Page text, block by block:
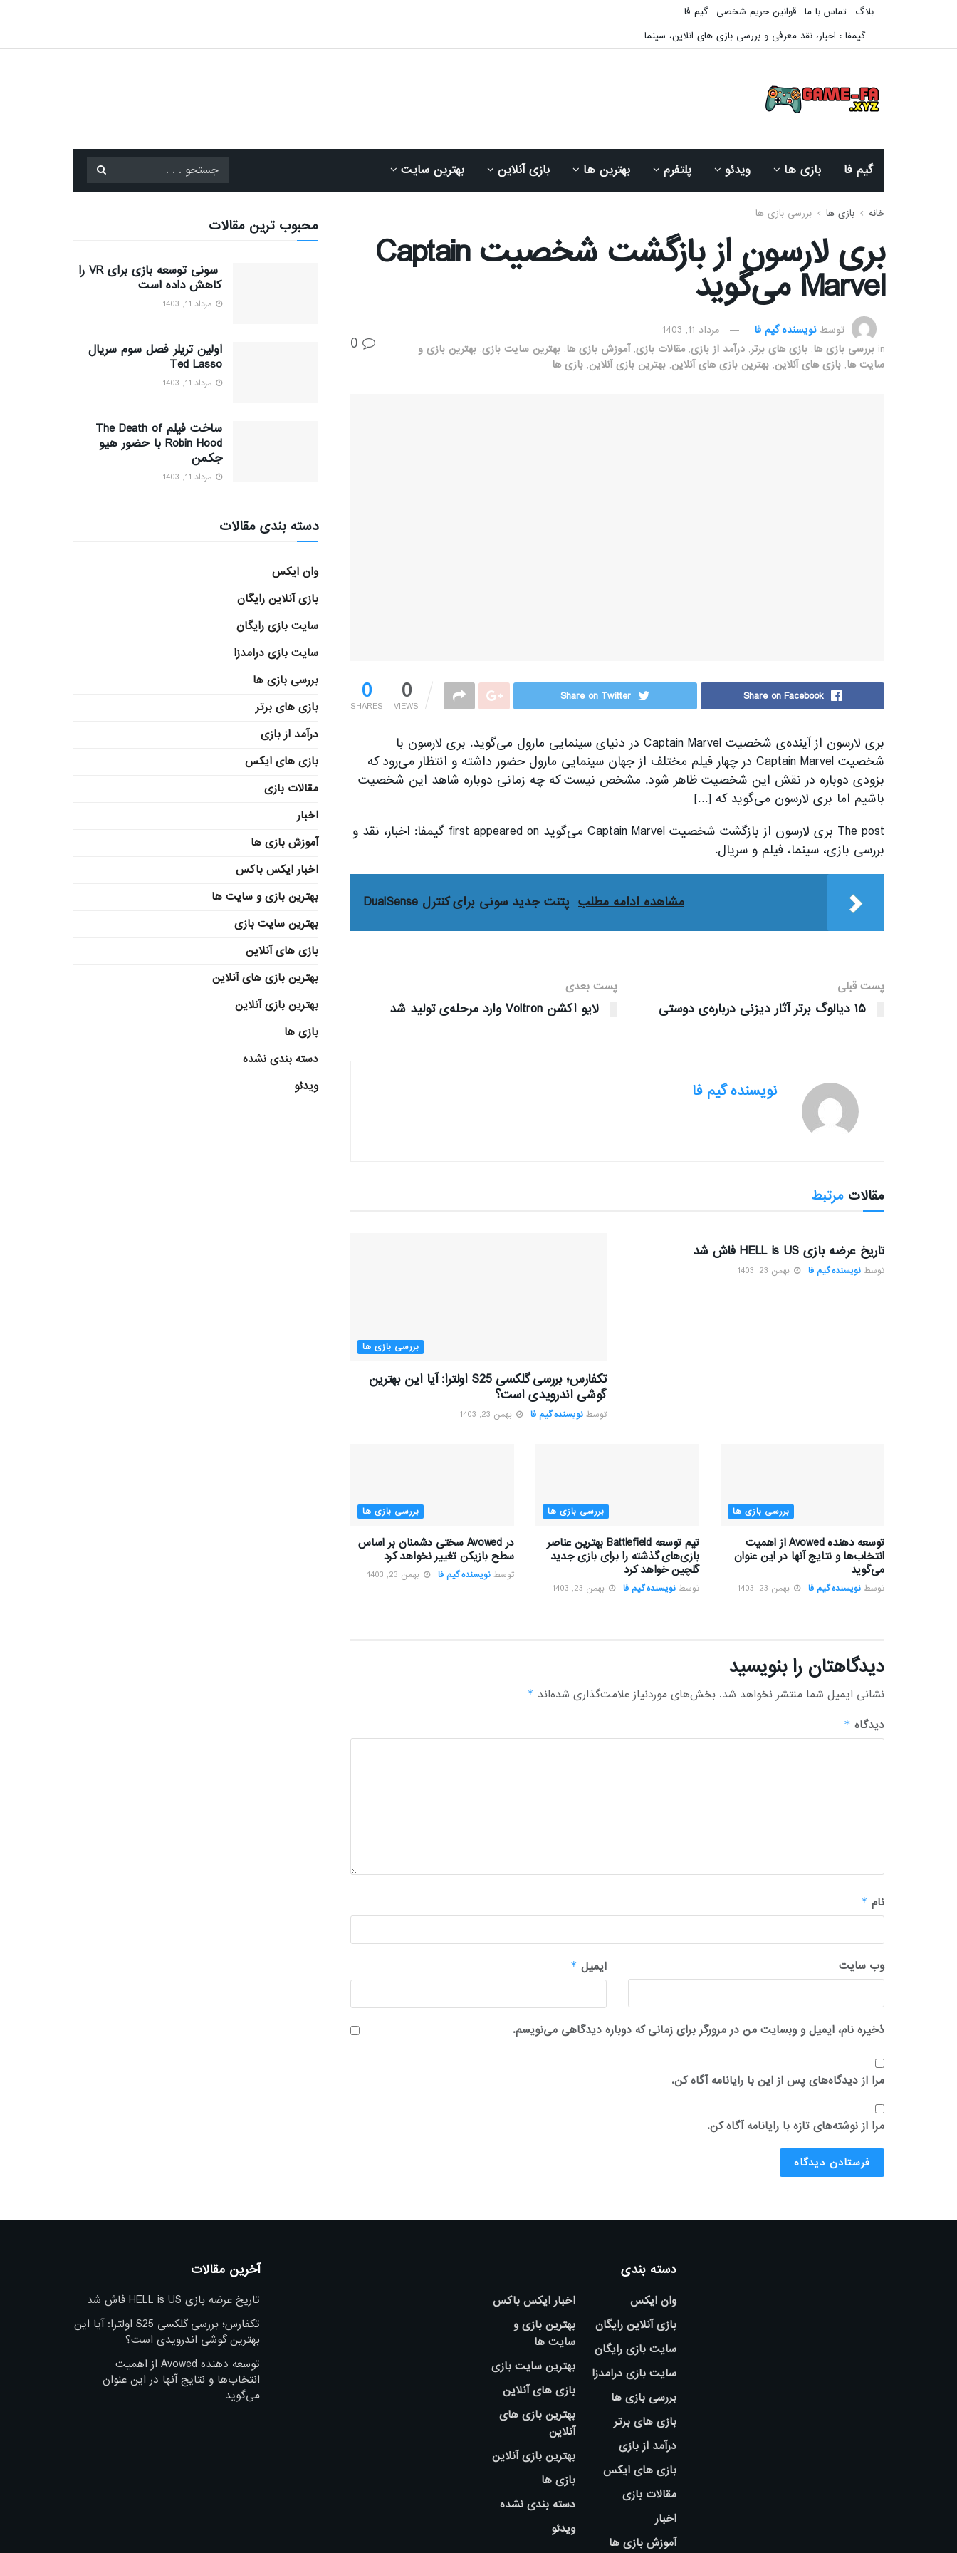
بلاگ تماس با ما قوانین حریم شخصی
گیم فا
گیمفا : اخبار، نقد معرفی و بررسی بازی های انلاین، سینما
گیم فا بازی ها ویدئو پلتفرم بهترین ها بازی آنلاین بهترین سایت
خانه بازی ها بررسی بازی ها
بری لارسون از بازگشت شخصیت Captain
Marvel می‌گوید
توسط نویسنده گیم فا
مرداد 11, 1403
in بررسی بازی ها, بازی های برتر, درآمد از بازی,مقالات بازی,آموزش بازی ها, بهترین سایت بازی, بهترین بازی و
سایت ها, بازی های آنلاین, بهترین بازی های آنلاین, بهترین بازی آنلاین, بازی ها
0
SHARES 0
VIEWS
Share on Facebook
Share on Twitter
بری لارسون از آینده‌ی شخصیت Captain Marvel در دنیای سینمایی مارول می‌گوید. بری لارسون با
شخصیت Captain Marvel در چهار فیلم مختلف از جهان سینمایی مارول حضور داشته و انتظار می‌رود که
بزودی دوباره در نقش این شخصیت ظاهر شود. مشخص نیست که چه زمانی دوباره شاهد این شخصیت
باشیم اما بری لارسون می‌گوید که […]
The post بری لارسون از بازگشت شخصیت Captain Marvel می‌گوید first appeared on گیمفا: اخبار، نقد و
بررسی بازی، سینما، فیلم و سریال.
مشاهده ادامه مطلب پتنت جدید سونی برای کنترل DualSense
پست قبلی
۱۵ دیالوگ برتر آثار دیزنی درباره‌ی دوستی
پست بعدی
لایو اکشن Voltron وارد مرحله‌ی تولید شد
نویسنده گیم فا
مقالات مرتبط
تاریخ عرضه بازی HELL is US فاش شد
توسط نویسنده گیم فا بهمن 23, 1403
بررسی بازی ها
تکفارس؛ بررسی گلکسی S25 اولترا: آیا این بهترین
گوشی اندرویدی است؟
توسط نویسنده گیم فا بهمن 23, 1403
بررسی بازی ها
توسعه دهنده Avowed از اهمیت
انتخاب‌ها و نتایج آنها در این عنوان
می‌گوید
توسط نویسنده گیم فا بهمن 23, 1403
بررسی بازی ها
تیم توسعه Battlefield بهترین عناصر
بازی‌های گذشته را برای بازی جدید
گلچین خواهد کرد
توسط نویسنده گیم فا بهمن 23, 1403
بررسی بازی ها
در Avowed سختی دشمنان بر اساس
سطح بازیکن تغییر نخواهد کرد
توسط نویسنده گیم فا بهمن 23, 1403
دیدگاهتان را بنویسید
نشانی ایمیل شما منتشر نخواهد شد. بخش‌های موردنیاز علامت‌گذاری شده‌اند *
دیدگاه *
نام *
ایمیل * وب‌ سایت
ذخیره نام، ایمیل و وبسایت من در مرورگر برای زمانی که دوباره دیدگاهی می‌نویسم.
مرا از دیدگاه‌های پس از این با رایانامه آگاه کن.
مرا از نوشته‌های تازه با رایانامه آگاه کن.
محبوب ترین مقالات
سونی توسعه بازی برای VR را
کاهش داده است
مرداد 11, 1403
اولین تریلر فصل سوم سریال
Ted Lasso
مرداد 11, 1403
ساخت فیلم The Death of
Robin Hood با حضور هیو
جکمن
مرداد 11, 1403
دسته بندی مقالات
وان ایکس
بازی آنلاین رایگان
سایت بازی رایگان
سایت بازی درامدزا
بررسی بازی ها
بازی های برتر
درآمد از بازی
بازی های ایکس
مقالات بازی
اخبار
آموزش بازی ها
اخبار ایکس باکس
بهترین بازی و سایت ها
بهترین سایت بازی
بازی های آنلاین
بهترین بازی های آنلاین
بهترین بازی آنلاین
بازی ها
دسته بندی نشده
ویدئو
دسته بندی
وان ایکس
بازی آنلاین رایگان
سایت بازی رایگان
سایت بازی درامدزا
بررسی بازی ها
بازی های برتر
درآمد از بازی
بازی های ایکس
مقالات بازی
اخبار
آموزش بازی ها
اخبار ایکس باکس
بهترین بازی و
سایت ها
بهترین سایت بازی
بازی های آنلاین
بهترین بازی های
آنلاین
بهترین بازی آنلاین
بازی ها
دسته بندی نشده
ویدئو
آخرین مقالات
تاریخ عرضه بازی HELL is US فاش شد
تکفارس؛ بررسی گلکسی S25 اولترا: آیا این
بهترین گوشی اندرویدی است؟
توسعه دهنده Avowed از اهمیت
انتخاب‌ها و نتایج آنها در این عنوان
می‌گوید